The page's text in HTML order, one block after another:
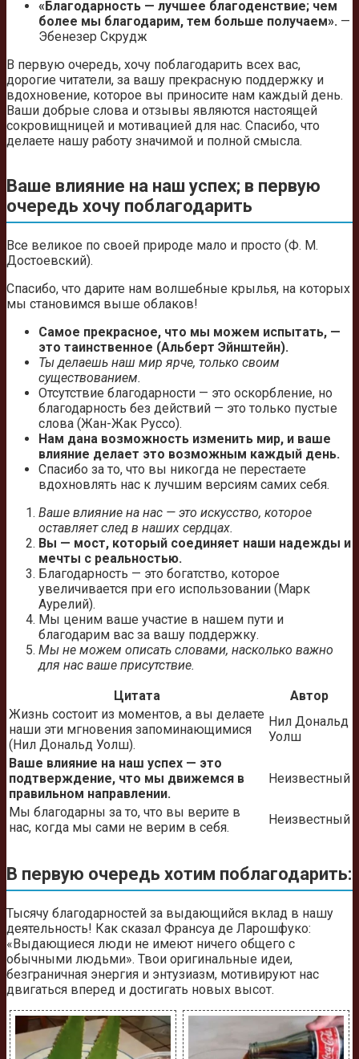
«Благодарность — лучшее благоденствие; чем
более мы благодарим, тем больше получаем». —
Эбенезер Скрудж
В первую очередь, хочу поблагодарить всех вас,
дорогие читатели, за вашу прекрасную поддержку и
вдохновение, которое вы приносите нам каждый день.
Ваши добрые слова и отзывы являются настоящей
сокровищницей и мотивацией для нас. Спасибо, что
делаете нашу работу значимой и полной смысла.
Ваше влияние на наш успех; в первую
очередь хочу поблагодарить
Все великое по своей природе мало и просто (Ф. М.
Достоевский).
Спасибо, что дарите нам волшебные крылья, на которых
мы становимся выше облаков!
Самое прекрасное, что мы можем испытать, —
это таинственное (Альберт Эйнштейн).
Ты делаешь наш мир ярче, только своим
существованием.
Отсутствие благодарности — это оскорбление, но
благодарность без действий — это только пустые
слова (Жан-Жак Руссо).
Нам дана возможность изменить мир, и ваше
влияние делает это возможным каждый день.
Спасибо за то, что вы никогда не перестаете
вдохновлять нас к лучшим версиям самих себя.
Ваше влияние на нас — это искусство, которое
оставляет след в наших сердцах.
Вы — мост, который соединяет наши надежды и
мечты с реальностью.
Благодарность — это богатство, которое
увеличивается при его использовании (Марк
Аурелий).
Мы ценим ваше участие в нашем пути и
благодарим вас за вашу поддержку.
Мы не можем описать словами, насколько важно
для нас ваше присутствие.
Цитата
Автор
Жизнь состоит из моментов, а вы делаете
наши эти мгновения запоминающимися
(Нил Дональд Уолш).
Нил Дональд
Уолш
Ваше влияние на наш успех — это
подтверждение, что мы движемся в
правильном направлении.
Неизвестный
Мы благодарны за то, что вы верите в
нас, когда мы сами не верим в себя.
Неизвестный
В первую очередь хотим поблагодарить:
Тысячу благодарностей за выдающийся вклад в нашу
деятельность! Как сказал Франсуа де Ларошфуко:
«Выдающиеся люди не имеют ничего общего с
обычными людьми». Твои оригинальные идеи,
безграничная энергия и энтузиазм, мотивируют нас
двигаться вперед и достигать новых высот.